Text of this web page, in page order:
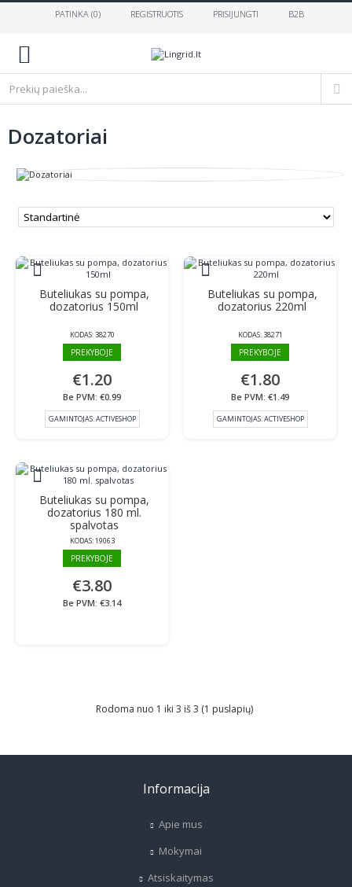
PATINKA (0) REGISTRUOTIS PRISIJUNGTI B2B
Dozatoriai
Buteliukas su pompa,
dozatorius 150ml
KODAS: 38270
PREKYBOJE
€1.20
Be PVM: €0.99
GAMINTOJAS:ACTIVESHOP
Buteliukas su pompa,
dozatorius 220ml
KODAS: 38271
PREKYBOJE
€1.80
Be PVM: €1.49
GAMINTOJAS:ACTIVESHOP
Buteliukas su pompa,
dozatorius 180 ml.
spalvotas
KODAS:19063
PREKYBOJE
€3.80
Be PVM: €3.14
Rodoma nuo 1 iki 3 iš 3 (1 puslapių)
Informacija
Apie mus
Mokymai
Atsiskaitymas